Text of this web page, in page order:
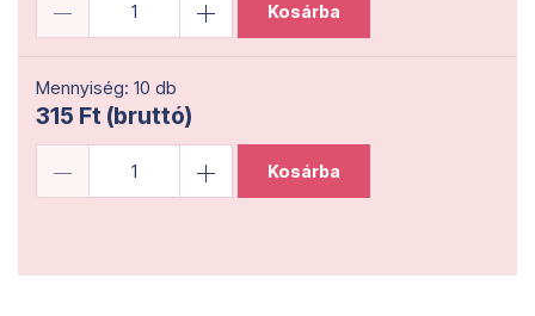
Kosárba
Mennyiség: 10 db
315 Ft (bruttó)
Kosárba